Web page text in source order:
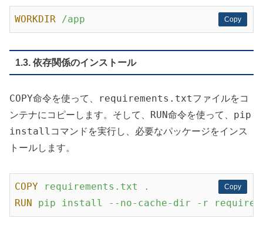
Copy
Copy
WORKDIR /app
1.3. 依存関係のインストール
COPY命令を使って、 requirements.txtファイルをコ
ンテナにコピーします。そして、 RUN命令を使って、 pip
install コマンドを実行し、必要なパッケージをインス
トールします。
Copy
Copy
COPY
requirements.txt .
RUN
pip install --no-cache-dir -r